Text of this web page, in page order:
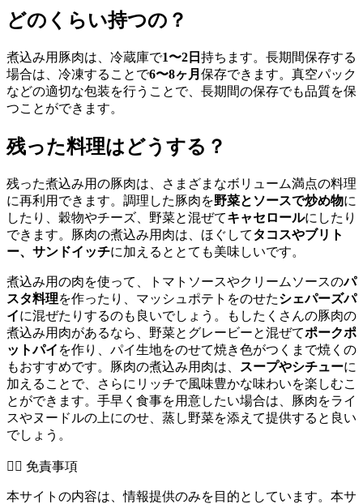
どのくらい持つの？
煮込み用豚肉は、冷蔵庫で1〜2日 持ちます。長期間保存する
場合は、冷凍することで6〜8ヶ月 保存できます。真空パック
などの適切な包装を行うことで、長期間の保存でも品質を保
つことができます。
残った料理はどうする？
残った煮込み用の豚肉は、さまざまなボリューム満点の料理
に再利用できます。調理した豚肉を野菜とソースで炒め物に
したり、穀物やチーズ、野菜と混ぜてキャセロールにしたり
できます。豚肉の煮込み用肉は、ほぐしてタコスやブリト
ー、サンドイッチに加えるととても美味しいです。
煮込み用の肉を使って、トマトソースやクリームソースのパ
スタ料理を作ったり、マッシュポテトをのせたシェパーズパ
イに混ぜたりするのも良いでしょう。もしたくさんの豚肉の
煮込み用肉があるなら、野菜とグレービーと混ぜてポークポ
ットパイ を作り、パイ生地をのせて焼き色がつくまで焼くの
もおすすめです。豚肉の煮込み用肉は、
スープやシチューに
加えることで、さらにリッチで風味豊かな味わいを楽しむこ
とができます。手早く食事を用意したい場合は、豚肉をライ
スやヌードルの上にのせ、蒸し野菜を添えて提供すると良い
でしょう。
👨‍⚕️️ 免責事項
本サイトの内容は、情報提供のみを目的としています。本サ